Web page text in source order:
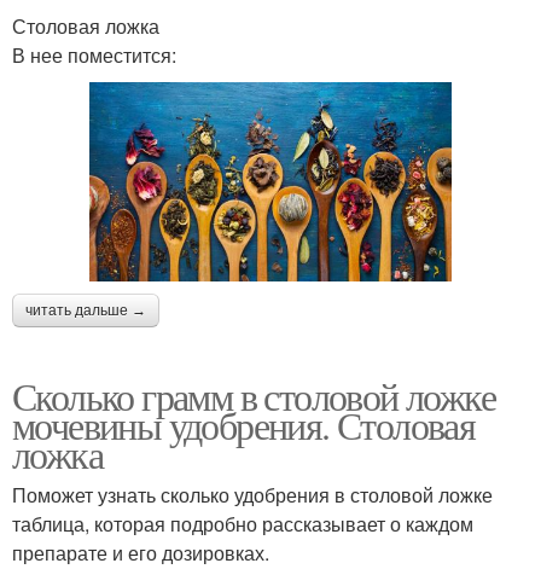
Столовая ложка
В нее поместится:
читать дальше →
Сколько грамм в столовой ложке
мочевины удобрения. Столовая
ложка
Поможет узнать сколько удобрения в столовой ложке
таблица, которая подробно рассказывает о каждом
препарате и его дозировках.